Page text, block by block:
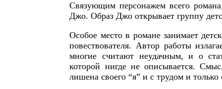
Связующим персонажем всего
Джо. Образ Джо открывает группу
Особое место в романе занимает
повествователя. Автор работы
многие считают неудачным, и о
которой нигде не описывается.
лишена своего “я” и с трудом и